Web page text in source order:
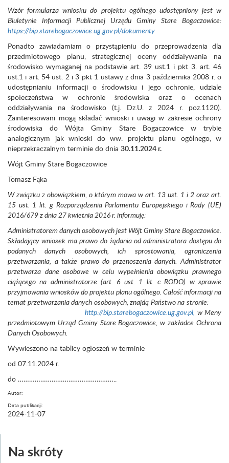
Wzór formularza wniosku do projektu ogólnego udostępniony jest w
Biuletynie Informacji Publicznej Urzędu Gminy Stare Bogaczowice:
https://bip.starebogaczowice.ug.gov.pl/dokumenty
Ponadto zawiadamiam o przystąpieniu do przeprowadzenia dla
przedmiotowego planu, strategicznej oceny oddziaływania na
środowisko wymaganej na podstawie art. 39 ust.1 i pkt 3. art. 46
ust.1 i art. 54 ust. 2 i 3 pkt 1 ustawy z dnia 3 października 2008 r. o
udostępnianiu informacji o środowisku i jego ochronie, udziale
społeczeństwa w ochronie środowiska oraz o ocenach
oddziaływania na środowisko (t.j. Dz.U. z 2024 r. poz.1120).
Zainteresowani mogą składać wnioski i uwagi w zakresie ochrony
środowiska do Wójta Gminy Stare Bogaczowice w trybie
analogicznym jak wnioski do ww. projektu planu ogólnego, w
nieprzekraczalnym terminie do dnia 30.11.2024 r.
Wójt Gminy Stare Bogaczowice
Tomasz Fąka
W związku z obowiązkiem, o którym mowa w art. 13 ust. 1 i 2 oraz art.
15 ust. 1 lit. g Rozporządzenia Parlamentu Europejskiego i Rady (UE)
2016/679 z dnia 27 kwietnia 2016 r. informuję:
Administratorem danych osobowych jest Wójt Gminy Stare Bogaczowice.
Składający wniosek ma prawo do żądania od administratora dostępu do
podanych danych osobowych, ich sprostowania, ograniczenia
przetwarzania, a także prawo do przenoszenia danych.Administrator
przetwarza dane osobowe w celu wypełnienia obowiązku prawnego
ciążącego na administratorze (art. 6 ust. 1 lit. c RODO) w sprawie
przyjmowania wniosków do projektu planu ogólnego. Całość informacji na
temat przetwarzania danych osobowych, znajdą Państwo na stronie:
http://bip.starebogaczowice.ug.gov.pl, w Meny
przedmiotowym Urząd Gminy Stare Bogaczowice, w zakładce Ochrona
Danych Osobowych.
Wywieszono na tablicy ogłoszeń w terminie
od 07.11.2024 r.
do ……………………………………………..
Autor:
Data publikacji:
2024-11-07
Na skróty